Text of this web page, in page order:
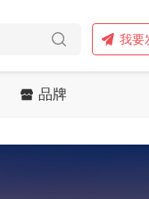
我要
品牌